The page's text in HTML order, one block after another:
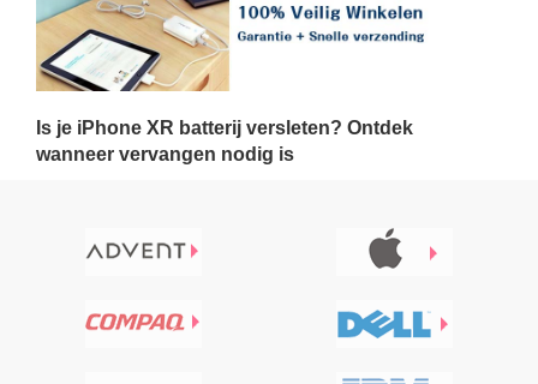
Is je iPhone XR batterij versleten? Ontdek
wanneer vervangen nodig is